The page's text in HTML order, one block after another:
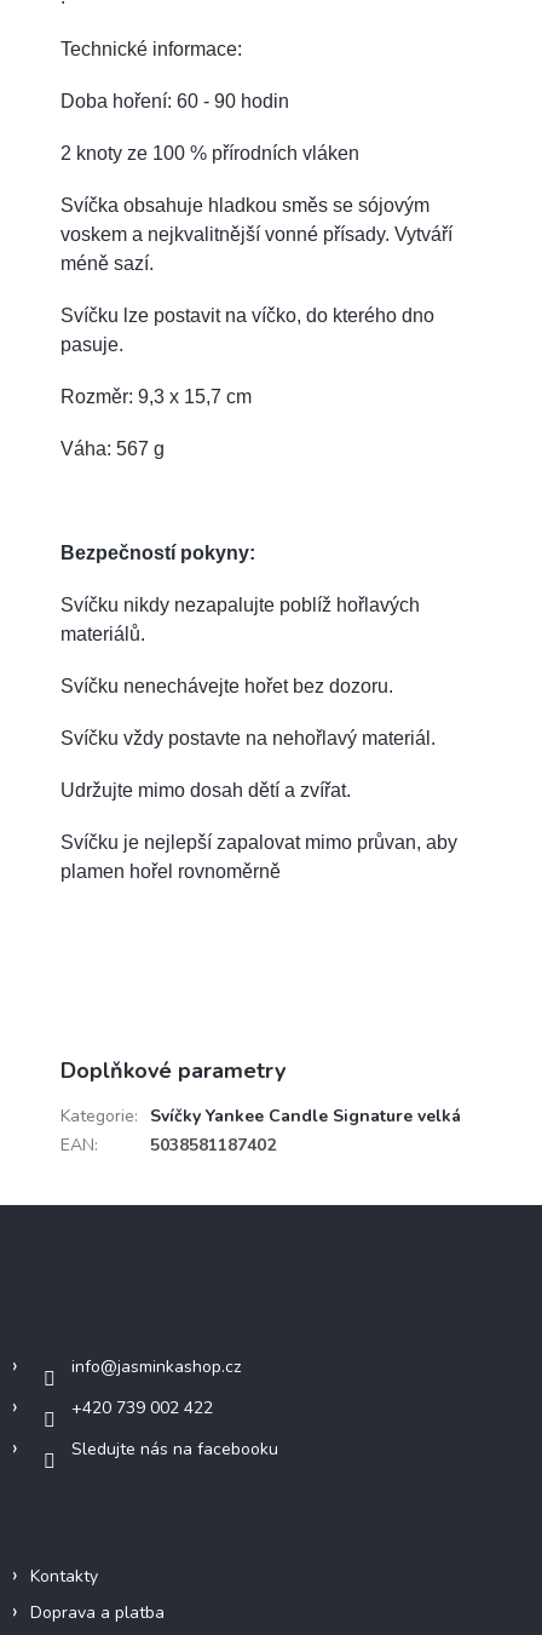
Technické informace:
Doba hoření: 60 - 90 hodin
2 knoty ze 100 % přírodních vláken
Svíčka obsahuje hladkou směs se sójovým
voskem a nejkvalitnější vonné přísady. Vytváří
méně sazí.
Svíčku lze postavit na víčko, do kterého dno
pasuje.
Rozměr: 9,3 x 15,7 cm
Váha: 567 g
Bezpečností pokyny:
Svíčku nikdy nezapalujte poblíž hořlavých
materiálů.
Svíčku nenechávejte hořet bez dozoru.
Svíčku vždy postavte na nehořlavý materiál.
Udržujte mimo dosah dětí a zvířat.
Svíčku je nejlepší zapalovat mimo průvan, aby
plamen hořel rovnoměrně
Doplňkové parametry
Kategorie:
Svíčky Yankee Candle Signature velká
EAN: 5038581187402
info@jasminkashop.cz
+420 739 002 422
Sledujte nás na facebooku
Kontakty
Doprava a platba